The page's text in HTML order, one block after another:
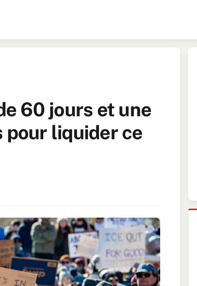
60 jours et une
pour liquider ce